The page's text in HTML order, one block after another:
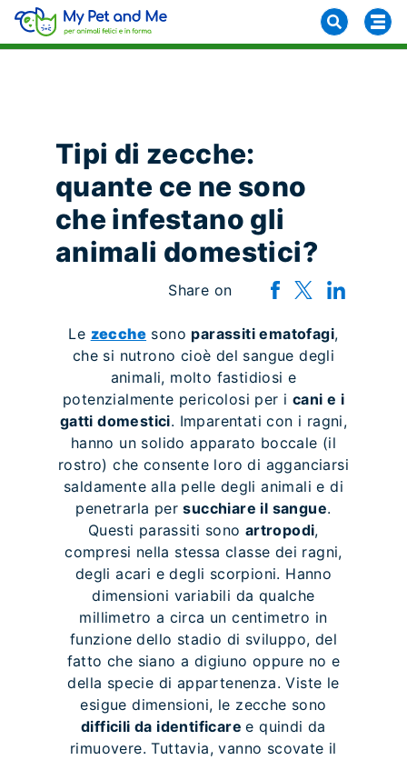
Tipi di zecche:
quante ce ne sono
che infestano gli
animali domestici?
Share on
Le zecche sono parassiti ematofagi,
che si nutrono cioè del sangue degli
animali, molto fastidiosi e
potenzialmente pericolosi per i cani e i
gatti domestici. Imparentati con i ragni,
hanno un solido apparato boccale (il
rostro) che consente loro di agganciarsi
saldamente alla pelle degli animali e di
penetrarla persucchiare il sangue.
Questi parassiti sono artropodi,
compresi nella stessa classe dei ragni,
degli acari e degli scorpioni. Hanno
dimensioni variabili da qualche
millimetro a circa un centimetro in
funzione dello stadio di sviluppo, del
fatto che siano a digiuno oppure no e
della specie di appartenenza. Viste le
esigue dimensioni, le zecche sono
difficili da identificaree quindi da
rimuovere. Tuttavia, vanno scovate il